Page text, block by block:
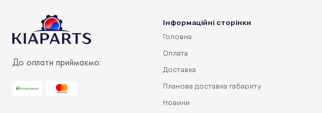
До оплати приймаємо:
Інформаційні сторінки
Головна
Оплата
Доставка
Планова доставка габариту
Новини